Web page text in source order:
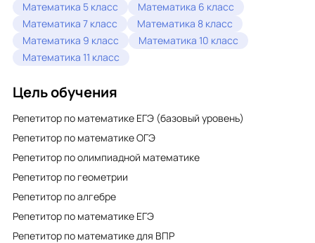
Математика 5 класс
Математика 6 класс
Математика 7 класс
Математика 8 класс
Математика 9 класс
Математика 10 класс
Математика 11 класс
Цель обучения
Репетитор по математике ЕГЭ (базовый уровень)
Репетитор по математике ОГЭ
Репетитор по олимпиадной математике
Репетитор по геометрии
Репетитор по алгебре
Репетитор по математике ЕГЭ
Репетитор по математике для ВПР